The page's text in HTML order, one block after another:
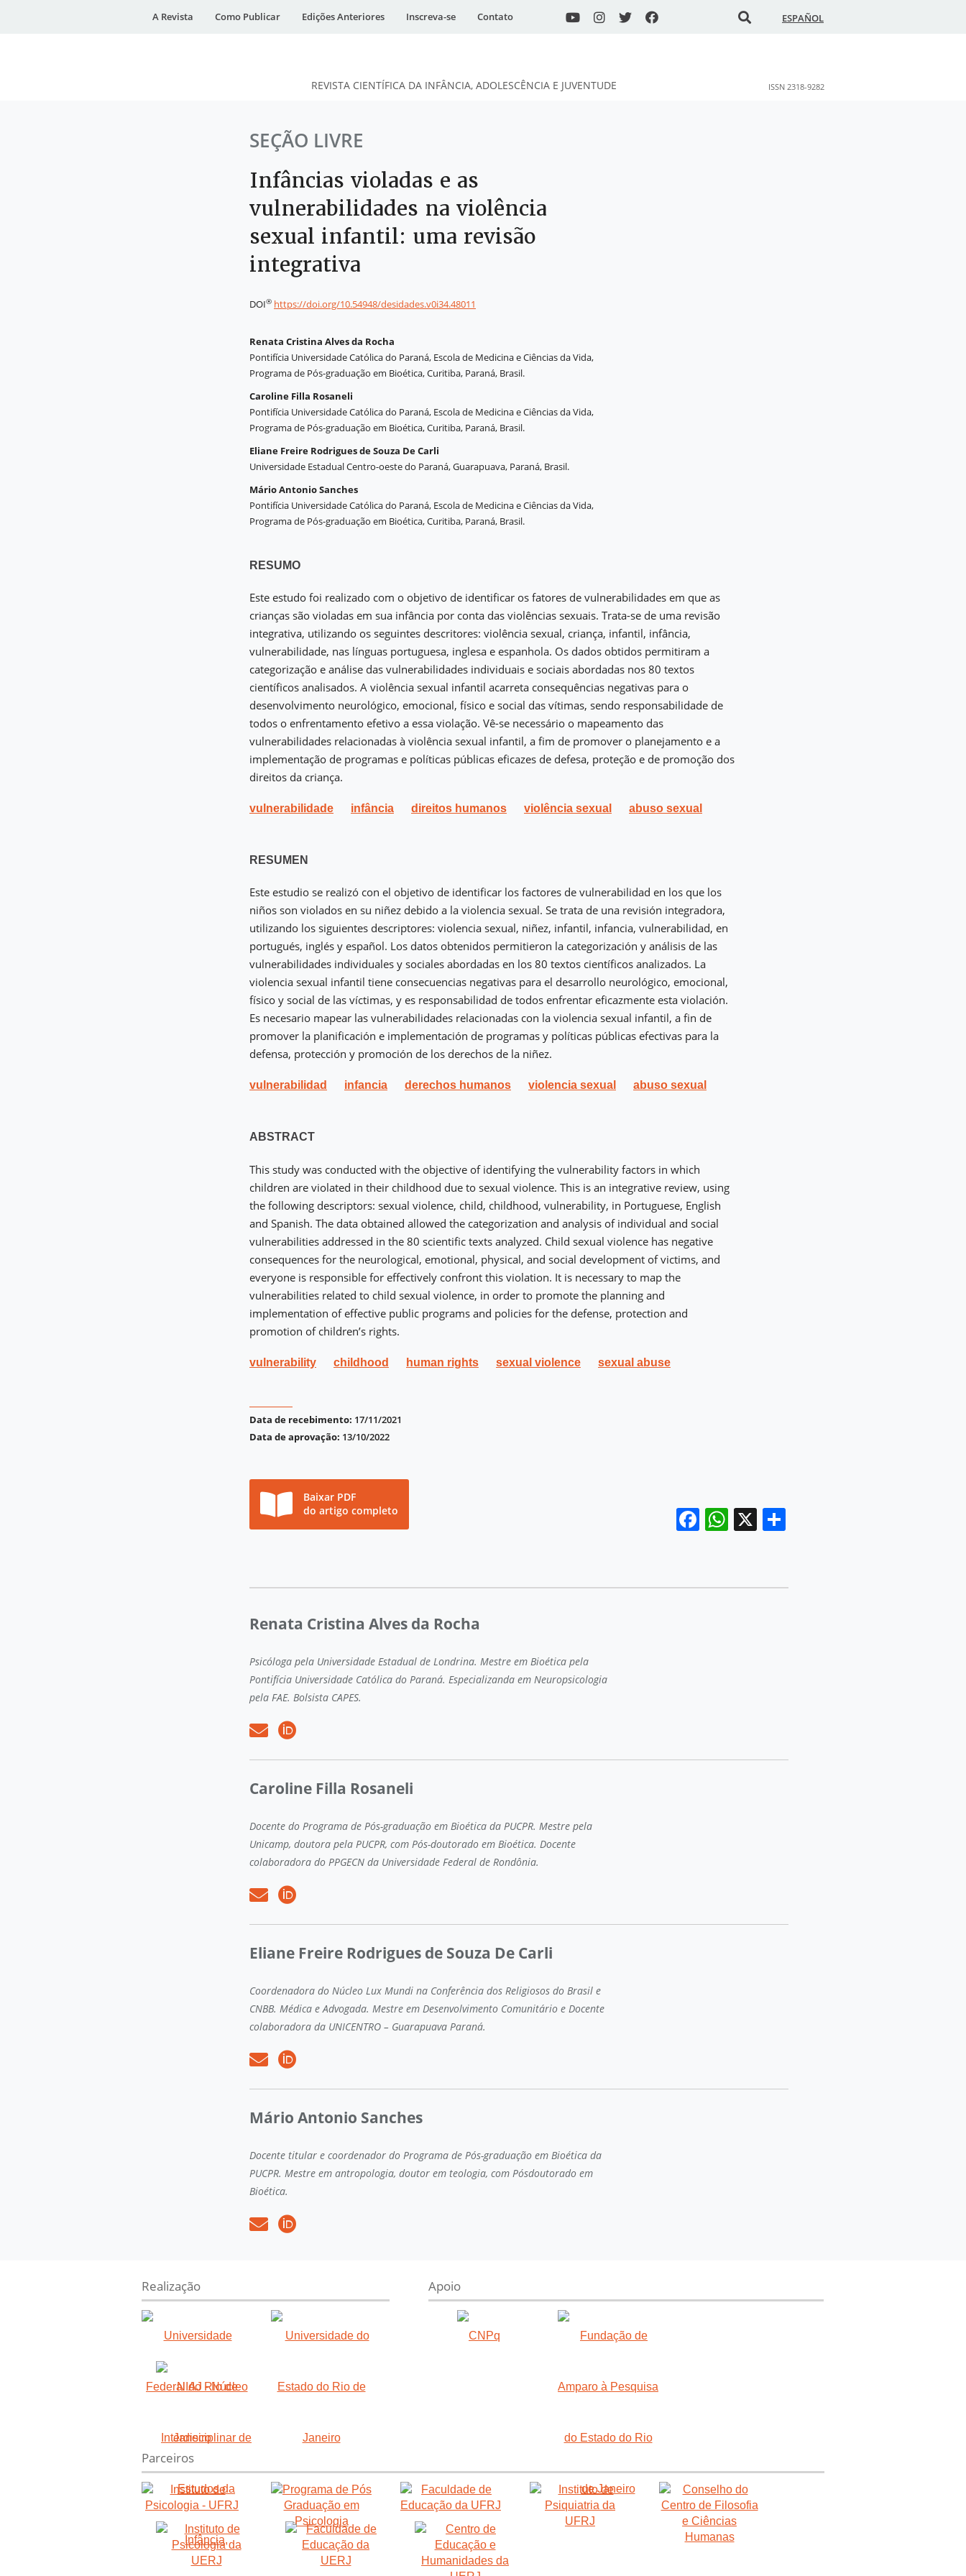
A Revista Como Publicar Edições Anteriores Inscreva-se Contato ESPAÑOL
DESidades
REVISTA CIENTÍFICA DA INFÂNCIA, ADOLESCÊNCIA E JUVENTUDE ISSN 2318-9282
SEÇÃO LIVRE
Infâncias violadas e as
vulnerabilidades na violência
sexual infantil: uma revisão
integrativa
DOI® https://doi.org/10.54948/desidades.v0i34.48011
Renata Cristina Alves da Rocha
Pontifícia Universidade Católica do Paraná, Escola de Medicina e Ciências da Vida,
Programa de Pós-graduação em Bioética, Curitiba, Paraná, Brasil.
Caroline Filla Rosaneli
Pontifícia Universidade Católica do Paraná, Escola de Medicina e Ciências da Vida,
Programa de Pós-graduação em Bioética, Curitiba, Paraná, Brasil.
Eliane Freire Rodrigues de Souza De Carli
Universidade Estadual Centro-oeste do Paraná, Guarapuava, Paraná, Brasil.
Mário Antonio Sanches
Pontifícia Universidade Católica do Paraná, Escola de Medicina e Ciências da Vida,
Programa de Pós-graduação em Bioética, Curitiba, Paraná, Brasil.
RESUMO
Este estudo foi realizado com o objetivo de identificar os fatores de vulnerabilidades em que as
crianças são violadas em sua infância por conta das violências sexuais. Trata-se de uma revisão
integrativa, utilizando os seguintes descritores: violência sexual, criança, infantil, infância,
vulnerabilidade, nas línguas portuguesa, inglesa e espanhola. Os dados obtidos permitiram a
categorização e análise das vulnerabilidades individuais e sociais abordadas nos 80 textos
científicos analisados. A violência sexual infantil acarreta consequências negativas para o
desenvolvimento neurológico, emocional, físico e social das vítimas, sendo responsabilidade de
todos o enfrentamento efetivo a essa violação. Vê-se necessário o mapeamento das
vulnerabilidades relacionadas à violência sexual infantil, a fim de promover o planejamento e a
implementação de programas e políticas públicas eficazes de defesa, proteção e de promoção dos
direitos da criança.
vulnerabilidade infância direitos humanos violência sexual abuso sexual
RESUMEN
Este estudio se realizó con el objetivo de identificar los factores de vulnerabilidad en los que los
niños son violados en su niñez debido a la violencia sexual. Se trata de una revisión integradora,
utilizando los siguientes descriptores: violencia sexual, niñez, infantil, infancia, vulnerabilidad, en
portugués, inglés y español. Los datos obtenidos permitieron la categorización y análisis de las
vulnerabilidades individuales y sociales abordadas en los 80 textos científicos analizados. La
violencia sexual infantil tiene consecuencias negativas para el desarrollo neurológico, emocional,
físico y social de las víctimas, y es responsabilidad de todos enfrentar eficazmente esta violación.
Es necesario mapear las vulnerabilidades relacionadas con la violencia sexual infantil, a fin de
promover la planificación e implementación de programas y políticas públicas efectivas para la
defensa, protección y promoción de los derechos de la niñez.
vulnerabilidad infancia derechos humanos violencia sexual abuso sexual
ABSTRACT
This study was conducted with the objective of identifying the vulnerability factors in which
children are violated in their childhood due to sexual violence. This is an integrative review, using
the following descriptors: sexual violence, child, childhood, vulnerability, in Portuguese, English
and Spanish. The data obtained allowed the categorization and analysis of individual and social
vulnerabilities addressed in the 80 scientific texts analyzed. Child sexual violence has negative
consequences for the neurological, emotional, physical, and social development of victims, and
everyone is responsible for effectively confront this violation. It is necessary to map the
vulnerabilities related to child sexual violence, in order to promote the planning and
implementation of effective public programs and policies for the defense, protection and
promotion of children’s rights.
vulnerability childhood human rights sexual violence sexual abuse
Data de recebimento: 17/11/2021
Data de aprovação: 13/10/2022
Baixar PDF
do artigo completo
Facebook
WhatsApp
X
Renata Cristina Alves da Rocha
Psicóloga pela Universidade Estadual de Londrina. Mestre em Bioética pela
Pontifícia Universidade Católica do Paraná. Especializanda em Neuropsicologia
pela FAE. Bolsista CAPES.
Caroline Filla Rosaneli
Docente do Programa de Pós-graduação em Bioética da PUCPR. Mestre pela
Unicamp, doutora pela PUCPR, com Pós-doutorado em Bioética. Docente
colaboradora do PPGECN da Universidade Federal de Rondônia.
Eliane Freire Rodrigues de Souza De Carli
Coordenadora do Núcleo Lux Mundi na Conferência dos Religiosos do Brasil e
CNBB. Médica e Advogada. Mestre em Desenvolvimento Comunitário e Docente
colaboradora da UNICENTRO – Guarapuava Paraná.
Mário Antonio Sanches
Docente titular e coordenador do Programa de Pós-graduação em Bioética da
PUCPR. Mestre em antropologia, doutor em teologia, com Pósdoutorado em
Bioética.
Realização Apoio
Parceiros